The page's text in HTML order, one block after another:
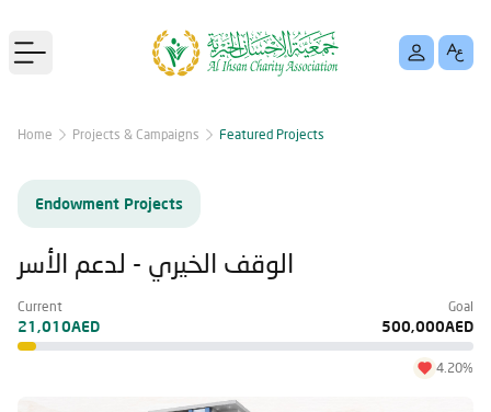
Open main menu
Home Projects & Campaigns Featured Projects
Endowment Projects
الوقف الخيري - لدعم الأسر
Current Goal
21,010AED 500,000AED
4.20%